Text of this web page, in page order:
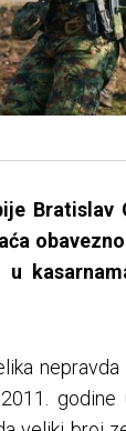
Bratislav
nepravda
godine